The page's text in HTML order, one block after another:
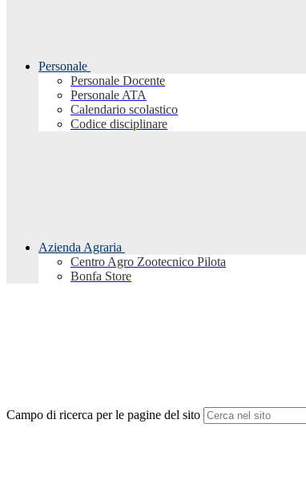
Personale
Personale Docente
Personale ATA
Calendario scolastico
Codice disciplinare
Azienda Agraria
Centro Agro Zootecnico Pilota
Bonfa Store
Campo di ricerca per le pagine del sito